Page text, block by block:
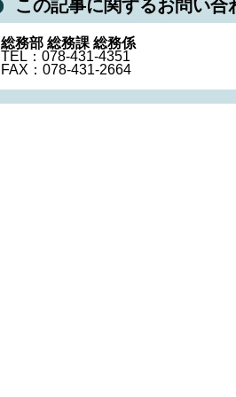
この記事に関するお問い合
総務部 総務課 総務係
TEL：078-431-4351
FAX：078-431-2664